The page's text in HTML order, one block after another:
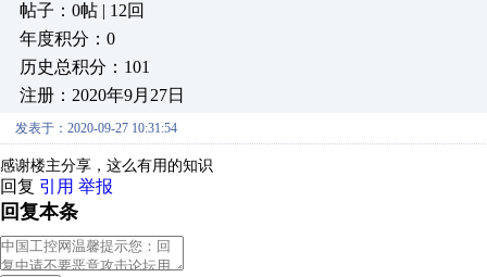
帖子：0帖 | 12回
年度积分：0
历史总积分：101
注册：2020年9月27日
发表于：2020-09-27 10:31:54
感谢楼主分享，这么有用的知识
回复 引用 举报
回复本条